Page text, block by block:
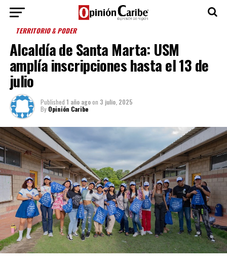
TERRITORIO & PODER
Alcaldía de Santa Marta: USM
amplía inscripciones hasta el 13 de
julio
Published 1 año agoon 3 julio, 2025
By Opinión Caribe